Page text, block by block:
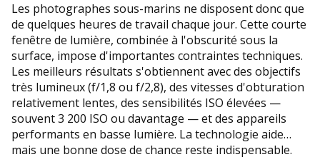
Les photographes sous-marins ne disposent donc que
de quelques heures de travail chaque jour. Cette courte
fenêtre de lumière, combinée à l'obscurité sous la
surface, impose d'importantes contraintes techniques.
Les meilleurs résultats s'obtiennent avec des objectifs
très lumineux (f/1,8 ou f/2,8), des vitesses d'obturation
relativement lentes, des sensibilités ISO élevées —
souvent 3 200 ISO ou davantage — et des appareils
performants en basse lumière. La technologie aide…
mais une bonne dose de chance reste indispensable.